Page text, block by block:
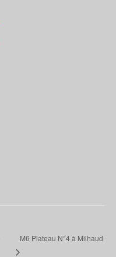
M6 Plateau N°4 à Milhaud